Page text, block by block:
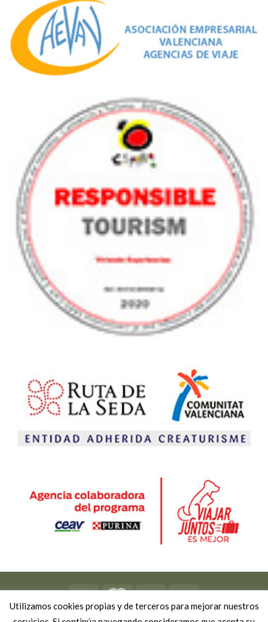
Viviendo Experiencias - Política de privacidad
Utilizamos cookies propias y de terceros para mejorar nuestros